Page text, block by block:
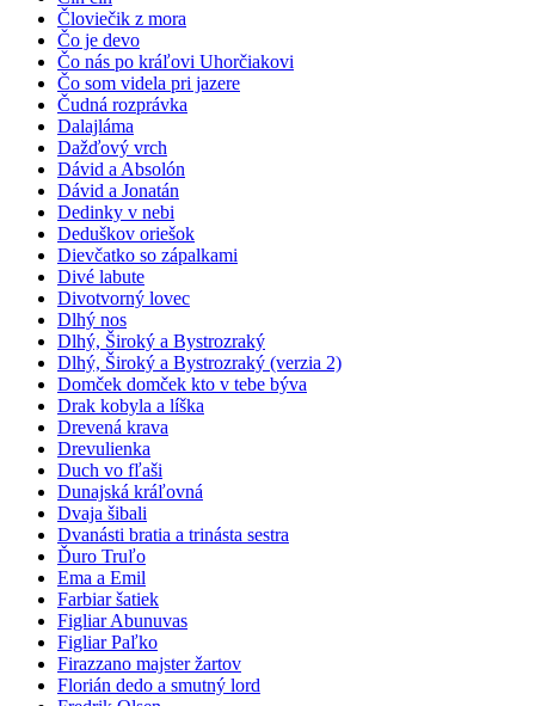
Človiečik z mora
Čo je devo
Čo nás po kráľovi Uhorčiakovi
Čo som videla pri jazere
Čudná rozprávka
Dalajláma
Dažďový vrch
Dávid a Absolón
Dávid a Jonatán
Dedinky v nebi
Deduškov oriešok
Dievčatko so zápalkami
Divé labute
Divotvorný lovec
Dlhý nos
Dlhý, Široký a Bystrozraký
Dlhý, Široký a Bystrozraký (verzia 2)
Domček domček kto v tebe býva
Drak kobyla a líška
Drevená krava
Drevulienka
Duch vo fľaši
Dunajská kráľovná
Dvaja šibali
Dvanásti bratia a trinásta sestra
Ďuro Truľo
Ema a Emil
Farbiar šatiek
Figliar Abunuvas
Figliar Paľko
Firazzano majster žartov
Florián dedo a smutný lord